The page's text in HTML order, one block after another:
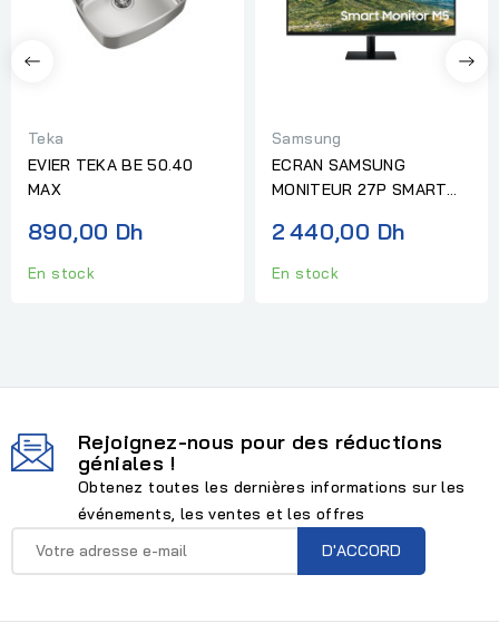
Teka
EVIER TEKA BE 50.40
MAX
890,00 Dh
En stock
Samsung
ECRAN SAMSUNG
MONITEUR 27P SMART
2 440,00 Dh
En stock
Rejoignez-nous pour des réductions
géniales !
Obtenez toutes les dernières informations sur les
événements, les ventes et les offres